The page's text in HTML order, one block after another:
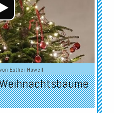
Esther Howell